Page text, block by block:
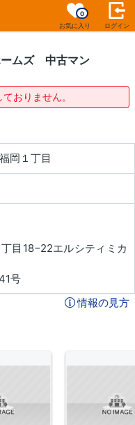
お気に入り
0
ログイン
ームズ 中古マン
おりません。
岡１丁目
目18−22エルシティミカ
号
情報の見方